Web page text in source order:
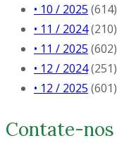
• 10 / 2025 (614)
• 11 / 2024(210)
• 11 / 2025 (602)
• 12 / 2024(251)
• 12 / 2025 (601)
Contate-nos